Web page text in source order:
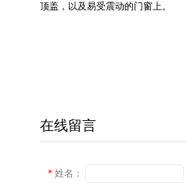
顶盖，以及易受震动的门窗上。
在线留言
* 姓名：